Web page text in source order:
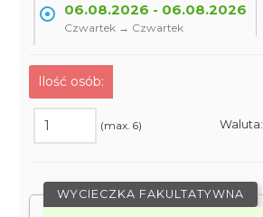
06.08.2026 - 06.08.2026
Czwartek → Czwartek
Ilość osób:
(max. 6) Waluta:
WYCIECZKA FAKULTATYWNA